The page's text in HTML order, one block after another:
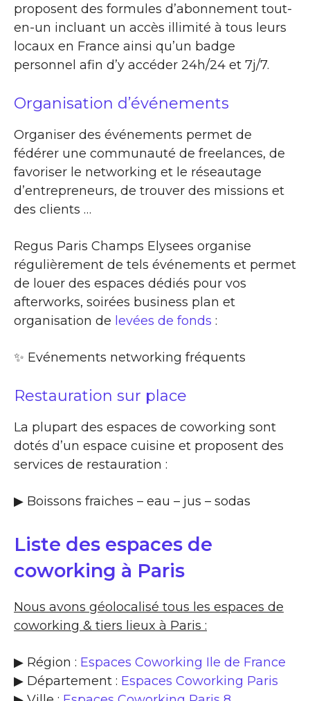
proposent des formules d’abonnement tout-
en-un incluant un accès illimité à tous leurs
locaux en France ainsi qu’un badge
personnel afin d’y accéder 24h/24 et 7j/7.
Organisation d’événements
Organiser des événements permet de
fédérer une communauté de freelances, de
favoriser le networking et le réseautage
d’entrepreneurs, de trouver des missions et
des clients …
Regus Paris Champs Elysees organise
régulièrement de tels événements et permet
de louer des espaces dédiés pour vos
afterworks, soirées business plan et
organisation de levées de fonds :
✨​ Evénements networking fréquents
Restauration sur place
La plupart des espaces de coworking sont
dotés d’un espace cuisine et proposent des
services de restauration :
▶​ Boissons fraiches – eau – jus – sodas
Liste des espaces de
coworking à Paris
Nous avons géolocalisé tous les espaces de
coworking & tiers lieux à Paris :
▶ Région : Espaces Coworking Ile de France
▶ Département : Espaces Coworking Paris